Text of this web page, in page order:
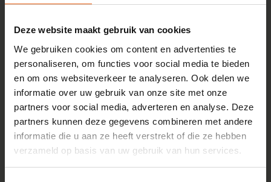
Deze website maakt gebruik van cookies
We gebruiken cookies om content en advertenties te
personaliseren, om functies voor social media te bieden
en om ons websiteverkeer te analyseren. Ook delen we
informatie over uw gebruik van onze site met onze
partners voor social media, adverteren en analyse. Deze
partners kunnen deze gegevens combineren met andere
informatie die u aan ze heeft verstrekt of die ze hebben
verzameld op basis van uw gebruik van hun services.
Benzine hybride 22% bijtelling
Vanaf 1.323,- p/m
Bekijk auto
5-serie 520d mhev 145kW aut 4d
Diesel 22% bijtelling
Vanaf 1.381,- p/m
Bekijk auto